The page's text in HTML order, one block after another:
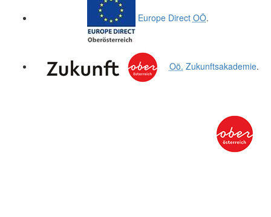
Europe Direct OÖ.
Oö. Zukunftsakademie.